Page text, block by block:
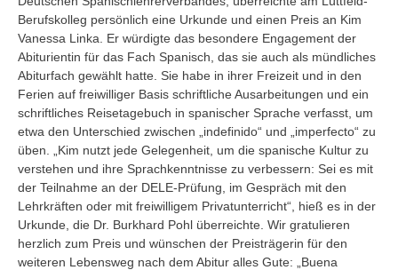
Berufskolleg persönlich eine Urkunde und einen Preis an Kim
Vanessa Linka. Er würdigte das besondere Engagement der
Abiturientin für das Fach Spanisch, das sie auch als mündliches
Abiturfach gewählt hatte. Sie habe in ihrer Freizeit und in den
Ferien auf freiwilliger Basis schriftliche Ausarbeitungen und ein
schriftliches Reisetagebuch in spanischer Sprache verfasst, um
etwa den Unterschied zwischen „indefinido“ und „imperfecto“ zu
üben. „Kim nutzt jede Gelegenheit, um die spanische Kultur zu
verstehen und ihre Sprachkenntnisse zu verbessern: Sei es mit
der Teilnahme an der DELE-Prüfung, im Gespräch mit den
Lehrkräften oder mit freiwilligem Privatunterricht“, hieß es in der
Urkunde, die Dr. Burkhard Pohl überreichte. Wir gratulieren
herzlich zum Preis und wünschen der Preisträgerin für den
weiteren Lebensweg nach dem Abitur alles Gute: „Buena